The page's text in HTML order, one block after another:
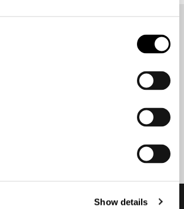
Show details
wij zullen je niet spammen